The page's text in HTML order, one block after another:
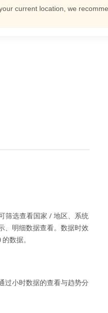
current location, we
筛选查看国家 / 地区、系统
、明细数据查看。数据时效
数据。
过小时数据的查看与趋势分